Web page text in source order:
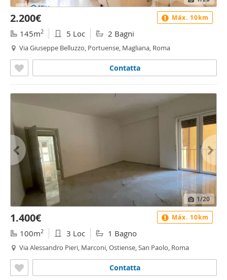
2.200€
145m2 5 Loc 2 Bagni
Via Giuseppe Belluzzo, Portuense, Magliana, Roma
Contatta
Máx. 10km
1/20
1.400€
100m2 3 Loc 1 Bagno
Via Alessandro Pieri, Marconi, Ostiense, San Paolo, Roma
Contatta
Máx. 10km